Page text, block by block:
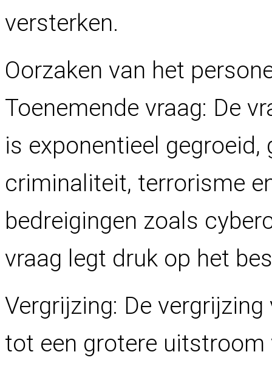
versterken.
Oorzaken van het
Toenemende vraag: De
is exponentieel
criminaliteit, terrorisme
bedreigingen zoals
vraag legt druk op het
Vergrijzing: De
tot een grotere uitstroom